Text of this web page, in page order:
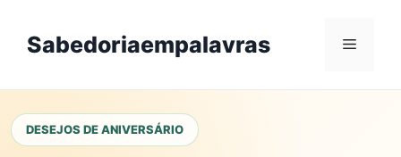
contentSabedoriaempalavras Menu
DESEJOS DE ANIVERSÁRIO